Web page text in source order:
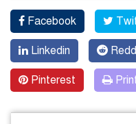
Facebook
Linkedin
Pinterest